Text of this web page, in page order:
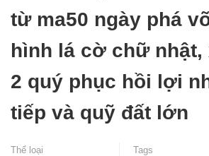
từ ma50 ngày phá
hình lá cờ chữ nhật,
2 quý phục hồi lợi
tiếp và quỹ đất lớn
Thể loại Tags